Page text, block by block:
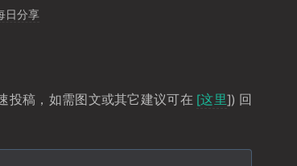
日分享
投稿，如需图文或其它建议可在 [这里]) 回